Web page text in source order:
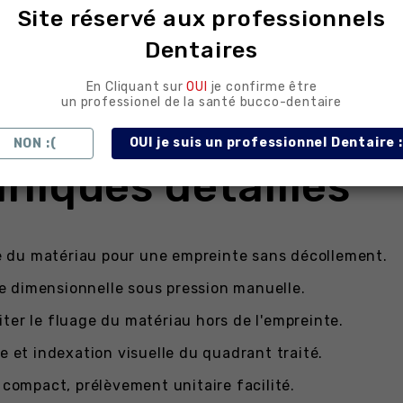
ou plans de morsure.
lors de réhabilitations focalisées.
sans contrainte de stérilisation.
détaillés
matériau pour une empreinte sans décollement.
dimensionnelle sous pression manuelle.
le fluage du matériau hors de l'empreinte.
et indexation visuelle du quadrant traité.
compact, prélèvement unitaire facilité.
Site réservé aux professionnels
Dentaires
En Cliquant surOUI je confirme être
un professionel de la santé bucco-dentaire
NON :( OUI je suis un professionnel Dentaire